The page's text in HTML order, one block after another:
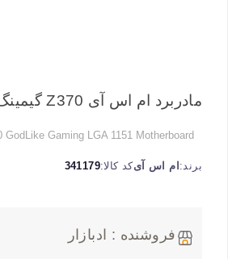
مادربرد ام اس آی Z370 گیمینگ
GodLike Gaming LGA 1151 Motherboard
برند: ام اس آیکد کالا:341179
فروشنده : ادبازار